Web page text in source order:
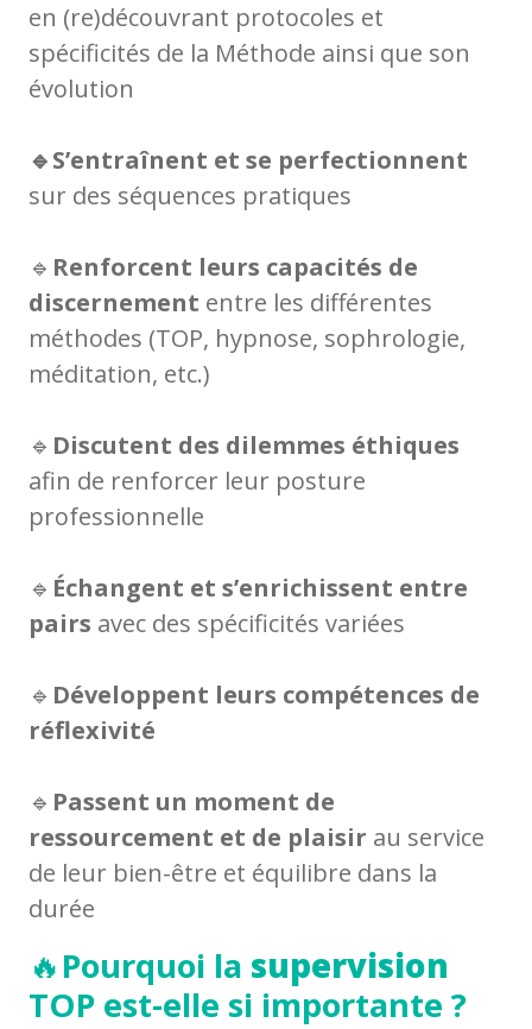
en (re)découvrant protocoles et
spécificités de la Méthode ainsi que son
évolution
🔹S’entraînent et se perfectionnent
sur des séquences pratiques
🔹 Renforcent leurs capacités de
discernement entre les différentes
méthodes (TOP, hypnose, sophrologie,
méditation, etc.)
🔹 Discutent des dilemmes éthiques
afin de renforcer leur posture
professionnelle
🔹 Échangent et s’enrichissent entre
pairs avec des spécificités variées
🔹 Développent leurs compétences de
réflexivité
🔹 Passent un moment de
ressourcement et de plaisir au service
de leur bien-être et équilibre dans la
durée
🔥Pourquoi la supervision
TOP est-elle si importante ?